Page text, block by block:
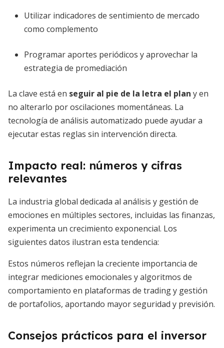
Utilizar indicadores de sentimiento de mercado
como complemento
Programar aportes periódicos y aprovechar la
estrategia de promediación
La clave está en seguir al pie de la letra el plan y en
no alterarlo por oscilaciones momentáneas. La
tecnología de análisis automatizado puede ayudar a
ejecutar estas reglas sin intervención directa.
Impacto real: números y cifras
relevantes
La industria global dedicada al análisis y gestión de
emociones en múltiples sectores, incluidas las finanzas,
experimenta un crecimiento exponencial. Los
siguientes datos ilustran esta tendencia:
Estos números reflejan la creciente importancia de
integrar mediciones emocionales y algoritmos de
comportamiento en plataformas de trading y gestión
de portafolios, aportando mayor seguridad y previsión.
Consejos prácticos para el inversor